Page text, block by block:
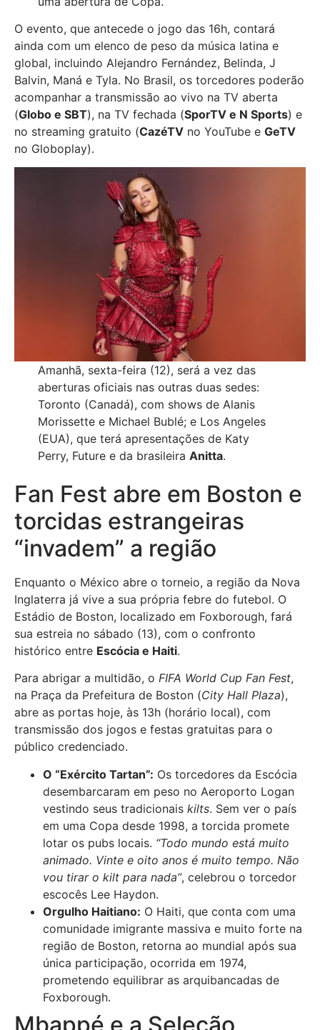
O evento, que antecede o jogo das 16h, contará
ainda com um elenco de peso da música latina e
global, incluindo Alejandro Fernández, Belinda, J
Balvin, Maná e Tyla. No Brasil, os torcedores poderão
acompanhar a transmissão ao vivo na TV aberta
(Globo e SBT), na TV fechada (SporTV e N Sports) e
no streaming gratuito (CazéTV no YouTube e GeTV
no Globoplay).
Amanhã, sexta-feira (12), será a vez das
aberturas oficiais nas outras duas sedes:
Toronto (Canadá), com shows de Alanis
Morissette e Michael Bublé; e Los Angeles
(EUA), que terá apresentações de Katy
Perry, Future e da brasileira Anitta.
Fan Fest abre em Boston e
torcidas estrangeiras
“invadem” a região
Enquanto o México abre o torneio, a região da Nova
Inglaterra já vive a sua própria febre do futebol. O
Estádio de Boston, localizado em Foxborough, fará
sua estreia no sábado (13), com o confronto
histórico entre Escócia e Haiti.
Para abrigar a multidão, o FIFA World Cup Fan Fest,
na Praça da Prefeitura de Boston (City Hall Plaza),
abre as portas hoje, às 13h (horário local), com
transmissão dos jogos e festas gratuitas para o
público credenciado.
O “Exército Tartan”: Os torcedores da Escócia
desembarcaram em peso no Aeroporto Logan
vestindo seus tradicionais kilts. Sem ver o país
em uma Copa desde 1998, a torcida promete
lotar os pubs locais. “Todo mundo está muito
animado. Vinte e oito anos é muito tempo. Não
vou tirar o kilt para nada”, celebrou o torcedor
escocês Lee Haydon.
Orgulho Haitiano: O Haiti, que conta com uma
comunidade imigrante massiva e muito forte na
região de Boston, retorna ao mundial após sua
única participação, ocorrida em 1974,
prometendo equilibrar as arquibancadas de
Foxborough.
Mbappé e a Seleção